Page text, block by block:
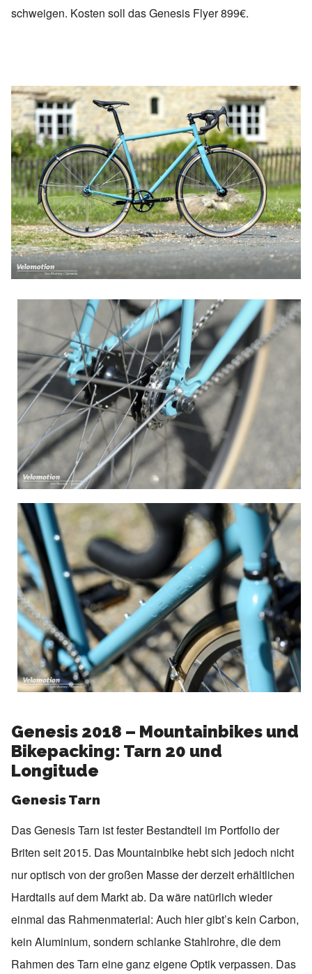
schweigen. Kosten soll das Genesis Flyer 899€.
Genesis 2018 – Mountainbikes und
Bikepacking: Tarn 20 und
Longitude
Genesis Tarn
Das Genesis Tarn ist fester Bestandteil im Portfolio der
Briten seit 2015. Das Mountainbike hebt sich jedoch nicht
nur optisch von der großen Masse der derzeit erhältlichen
Hardtails auf dem Markt ab. Da wäre natürlich wieder
einmal das Rahmenmaterial: Auch hier gibt’s kein Carbon,
kein Aluminium, sondern schlanke Stahlrohre, die dem
Rahmen des Tarn eine ganz eigene Optik verpassen. Das